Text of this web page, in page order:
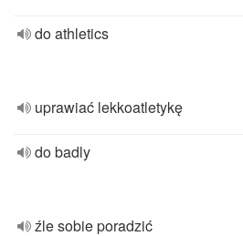
do athletics
uprawiać lekkoatletykę
do badly
źle sobie poradzić